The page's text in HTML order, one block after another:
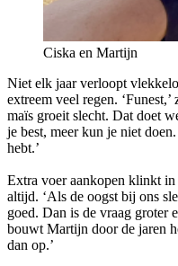
Ciska en Martijn
Niet elk jaar verloopt
extreem veel regen.
maïs groeit slecht. Dat doet
je best, meer kun je niet
hebt.’
Extra voer aankopen klinkt in
altijd. ‘Als de oogst bij ons
goed. Dan is de vraag groter
bouwt Martijn door de jaren
dan op.’